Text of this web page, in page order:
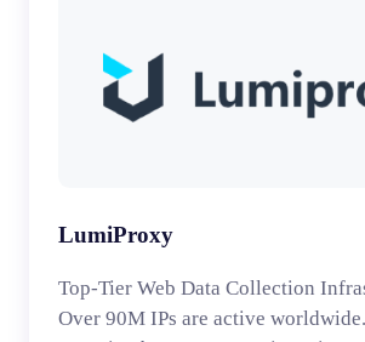
LumiProxy
Top-Tier Web Data Collection
Over 90M IPs are active